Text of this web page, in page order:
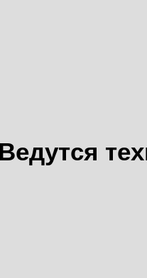
Ведутся